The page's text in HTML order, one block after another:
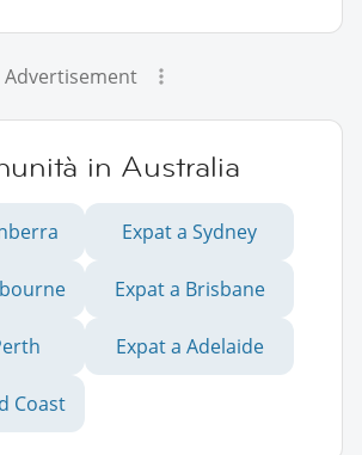
Advertisement
in Australia
Expat a Sydney
Expat a Brisbane
Expat a Adelaide
Coast